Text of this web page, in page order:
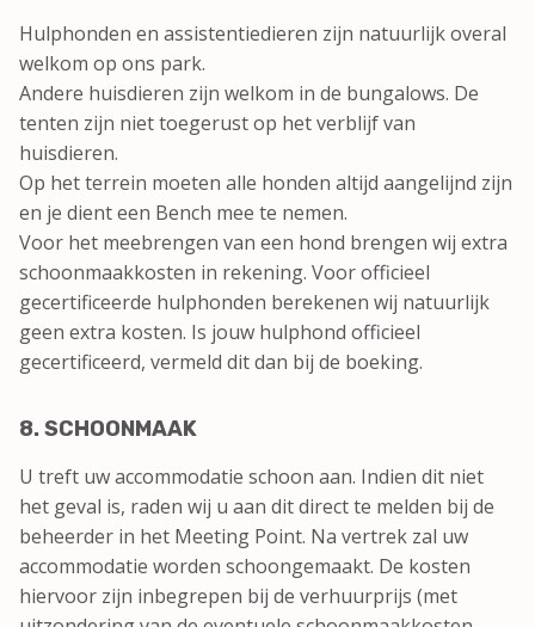
Hulphonden en assistentiedieren zijn natuurlijk overal
welkom op ons park.
Andere huisdieren zijn welkom in de bungalows. De
tenten zijn niet toegerust op het verblijf van
huisdieren.
Op het terrein moeten alle honden altijd aangelijnd zijn
en je dient een Bench mee te nemen.
Voor het meebrengen van een hond brengen wij extra
schoonmaakkosten in rekening. Voor officieel
gecertificeerde hulphonden berekenen wij natuurlijk
geen extra kosten. Is jouw hulphond officieel
gecertificeerd, vermeld dit dan bij de boeking.
8. SCHOONMAAK
U treft uw accommodatie schoon aan. Indien dit niet
het geval is, raden wij u aan dit direct te melden bij de
beheerder in het Meeting Point. Na vertrek zal uw
accommodatie worden schoongemaakt. De kosten
hiervoor zijn inbegrepen bij de verhuurprijs (met